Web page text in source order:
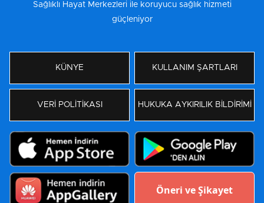
Sağlıklı Hayat Merkezleri ile koruyucu sağlık hizmeti
güçleniyor
KÜNYE KULLANIM ŞARTLARI
VERİ POLİTİKASI HUKUKA AYKIRILIK BİLDİRİMİ
Öneri ve Şikayet